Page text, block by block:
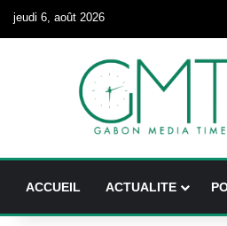
jeudi 6, août 2026
ACCUEIL ACTUALITE